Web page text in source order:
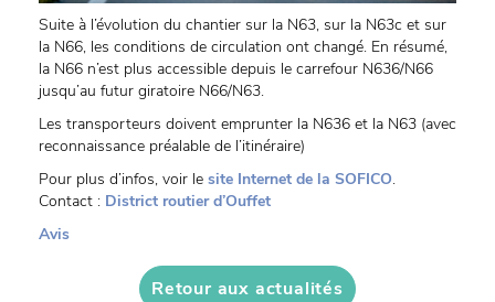
Suite à l’évolution du chantier sur la N63, sur la N63c et sur
la N66, les conditions de circulation ont changé. En résumé,
la N66 n’est plus accessible depuis le carrefour N636/N66
jusqu’au futur giratoire N66/N63.
Les transporteurs doivent emprunter la N636 et la N63 (avec
reconnaissance préalable de l’itinéraire)
Pour plus d’infos, voir le site Internet de la SOFICO.
Contact : District routier d’Ouffet
Avis
Retour aux actualités